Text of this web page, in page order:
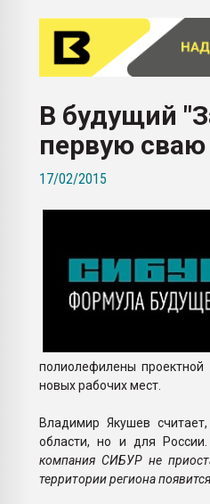
28.07.2026 Автоматизация выходит на
первый план в переработке
пластмасс
ситуацией на строительном рынке
Всё, что касается выдува ПЭТ
бутылок
ПЕРЕЙТИ НА ФОРУМ
В будущий
первую сваю
17/02/2015
полиолефилены
новых рабочих мест.
Владимир Якушев
области, но и для России.
компания СИБУР не
территории региона